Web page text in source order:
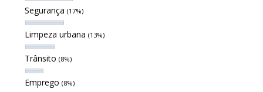
Segurança (17%)
Limpeza urbana (13%)
Trânsito (8%)
Emprego (8%)